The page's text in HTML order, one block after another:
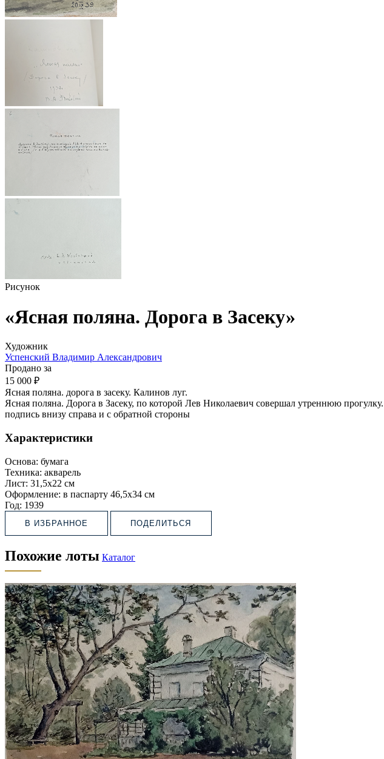
Рисунок
«Ясная поляна. Дорога в Засеку»
Художник
Успенский Владимир Александрович
Продано за
15 000 ₽
Ясная поляна. дорога в засеку. Калинов луг.
Ясная поляна. Дорога в Засеку, по которой Лев Николаевич совершал утреннюю
подпись внизу справа и с обратной стороны
Характеристики
Основа: бумага
Техника: акварель
Лист: 31,5х22 см
Оформление: в паспарту 46,5х34 см
Год: 1939
В ИЗБРАННОЕ ПОДЕЛИТЬСЯ
Похожие лоты Каталог